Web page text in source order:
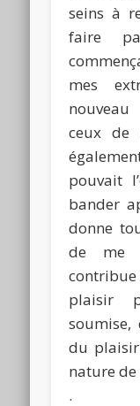
seins à
faire
mes
ceux de
pouvait
bander
donne
de me
plaisir
soumise,
du plaisir
nature de
.